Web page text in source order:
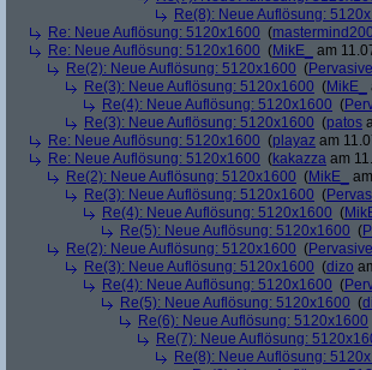
Re(8): Neue Auflösung:
Re: Neue Auflösung: 5120x1600 (
Re: Neue Auflösung: 5120x1600 (MikE_
am
Re(2): Neue Auflösung: 5120x1600 (Pervasive
Re(3): Neue Auflösung: 5120x1600 (MikE_
Re(4): Neue Auflösung: 5120x1600 (
Re(3): Neue Auflösung: 5120x1600 (patos
Re: Neue Auflösung: 5120x1600 (playaz am
Re: Neue Auflösung: 5120x1600 (kakazza am
Re(2): Neue Auflösung: 5120x1600 (MikE_
Re(3): Neue Auflösung: 5120x1600 (
Re(4): Neue Auflösung: 5120x1600 (
Re(5): Neue Auflösung: 5120x1600 (
Re(2): Neue Auflösung: 5120x1600 (Pervasive
Re(3): Neue Auflösung: 5120x1600 (dizo
Re(4): Neue Auflösung: 5120x1600 (
Re(5): Neue Auflösung: 5120x1600 (
Re(6): Neue Auflösung: 5120x1600
Re(7): Neue Auflösung:
Re(8): Neue Auflösung: